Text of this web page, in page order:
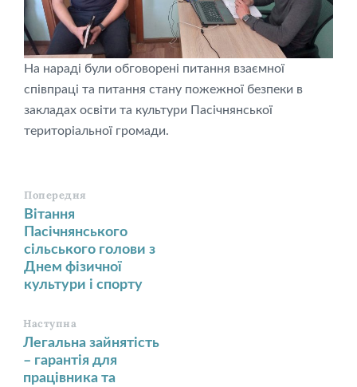
На нараді були обговорені питання взаємної
співпраці та питання стану пожежної безпеки в
закладах освіти та культури Пасічнянської
територіальної громади.
Попередня
Вітання
Пасічнянського
сільського голови з
Днем фізичної
культури і спорту
Наступна
Легальна зайнятість
– гарантія для
працівника та